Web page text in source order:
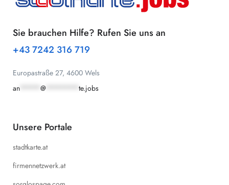
Sie brauchen Hilfe? Rufen Sie uns an
+43 7242 316 719
Europastraße 27, 4600 Wels
an
@ te.jobs
Unsere Portale
stadtkarte.at
firmennetzwerk.at